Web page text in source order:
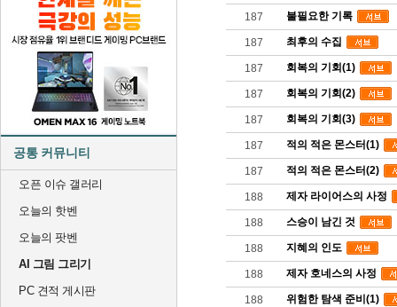
공통 커뮤니티
오픈 이슈 갤러리
오늘의 핫벤
오늘의 팟벤
AI 그림 그리기
PC 견적 게시판
187 불필요한 기록
187 최후의 수집
187 회복의 기회(1)
187 회복의 기회(2)
187 회복의 기회(3)
187 적의 적은 몬스터(1)
187 적의 적은 몬스터(2)
188 제자 라이어스의 사정
188 스승이 남긴 것
188 지혜의 인도
188 제자 호네스의 사정
188 위험한 탐색 준비(1)